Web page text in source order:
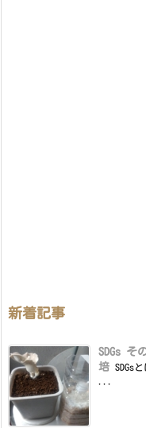
新着記事
SDGs そ
培 SDGs